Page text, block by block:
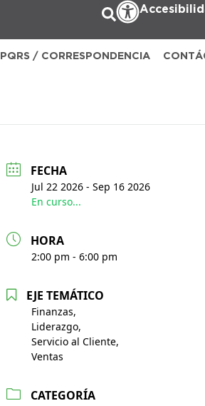
PQRS / CORRESPONDENCIA
FECHA
Jul 22 2026 - Sep 16 2026
En curso...
HORA
2:00 pm - 6:00 pm
EJE TEMÁTICO
Finanzas,
Liderazgo,
Servicio al Cliente,
Ventas
CATEGORÍA